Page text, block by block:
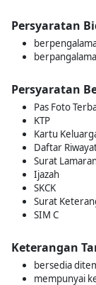
Persyaratan
Persyaratan
Pas Foto
KTP
Kartu
Daftar
Surat
Ijazah
SKCK
Surat
SIM C
Keterangan
bersedia
mempunyai